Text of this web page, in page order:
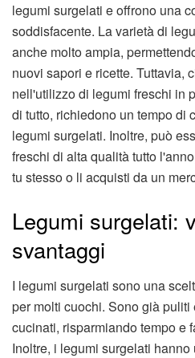
legumi surgelati e offrono una
soddisfacente. La varietà di
anche molto ampia,
nuovi sapori e ricette. Tuttavia,
nell'utilizzo di legumi freschi in
di tutto, richiedono un tempo di
legumi surgelati. Inoltre, può
freschi di alta qualità tutto
tu stesso o li acquisti da un
Legumi surgelati:
svantaggi
I legumi surgelati sono una
per molti cuochi. Sono già puliti
cucinati, risparmiando tempo e
Inoltre, i legumi surgelati